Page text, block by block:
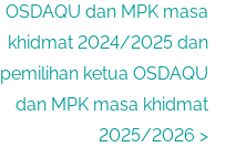
OSDAQU dan MPK masa
khidmat 2024/2025 dan
pemilihan ketua OSDAQU
dan MPK masa khidmat
2025/2026 >